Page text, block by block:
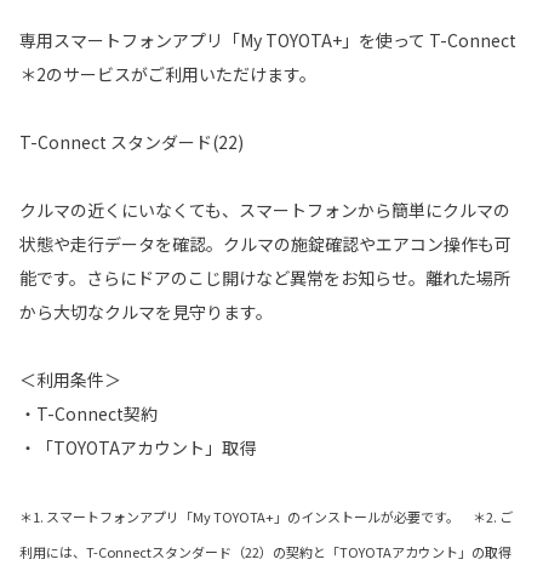
専用スマートフォンアプリ「My TOYOTA+」を使って T-Connect
＊2のサービスがご利用いただけます。
T-Connect スタンダード(22)
クルマの近くにいなくても、スマートフォンから簡単にクルマの
状態や走行データを確認。クルマの施錠確認やエアコン操作も可
能です。さらにドアのこじ開けなど異常をお知らせ。離れた場所
から大切なクルマを見守ります。
＜利用条件＞
・T-Connect契約
・「TOYOTAアカウント」取得
＊1. スマートフォンアプリ「My TOYOTA+」のインストールが必要です。 ＊2. ご
利用には、T-Connectスタンダード（22）の契約と「TOYOTAアカウント」の取得